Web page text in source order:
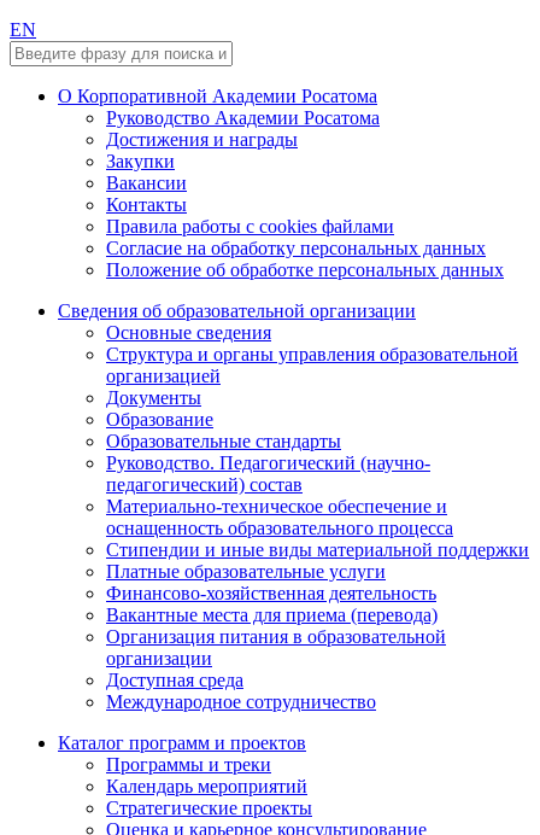
EN
О Корпоративной Академии Росатома
Руководство Академии Росатома
Достижения и награды
Закупки
Вакансии
Контакты
Правила работы с cookies файлами
Согласие на обработку персональных данных
Положение об обработке персональных данных
Сведения об образовательной организации
Основные сведения
Структура и органы управления образовательной
организацией
Документы
Образование
Образовательные стандарты
Руководство. Педагогический (научно-
педагогический) состав
Материально-техническое обеспечение и
оснащенность образовательного процесса
Стипендии и иные виды материальной поддержки
Платные образовательные услуги
Финансово-хозяйственная деятельность
Вакантные места для приема (перевода)
Организация питания в образовательной
организации
Доступная среда
Международное сотрудничество
Каталог программ и проектов
Программы и треки
Календарь мероприятий
Стратегические проекты
Оценка и карьерное консультирование